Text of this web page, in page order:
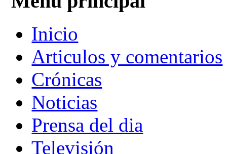
Inicio
Articulos y comentarios
Crónicas
Noticias
Prensa del dia
Televisión